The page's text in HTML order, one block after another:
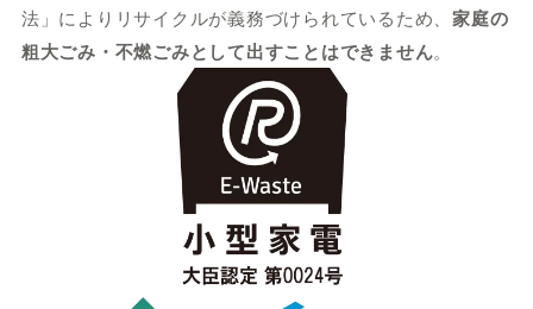
法」によりリサイクルが義務づけられているため、家庭の
粗大ごみ・不燃ごみとして出すことはできません。